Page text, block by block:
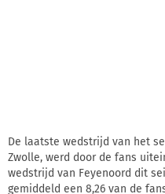
De laatste wedstrijd van het
Zwolle, werd door de fans
wedstrijd van Feyenoord dit
gemiddeld een 8,26 van de